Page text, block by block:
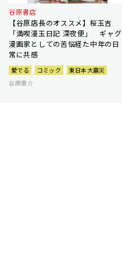
谷原書店
【谷原店長のオススメ】桜玉吉
「満喫漫玉日記 深夜便」 ギャグ
漫画家としての苦悩経た中年の日
常に共感
愛でる コミック
東日本大震災
谷原章介